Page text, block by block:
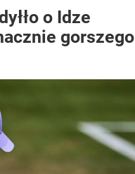
o Idze
gorszego